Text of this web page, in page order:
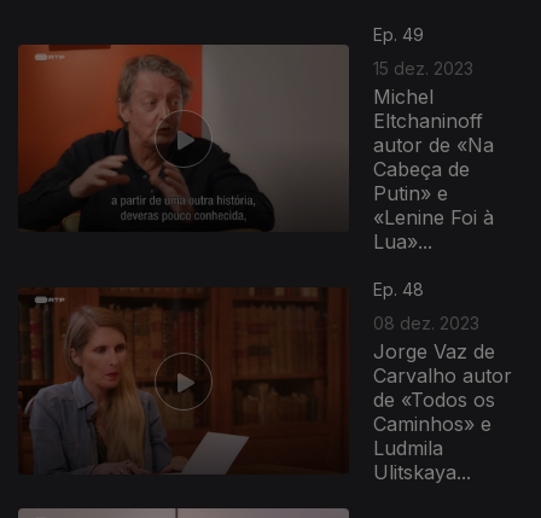
Ep. 49
15 dez. 2023
Michel
Eltchaninoff
autor de «Na
Cabeça de
Putin» e
«Lenine Foi à
Lua»...
Ep. 48
08 dez. 2023
Jorge Vaz de
Carvalho autor
de «Todos os
Caminhos» e
Ludmila
Ulitskaya...